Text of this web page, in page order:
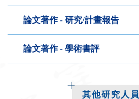
論文著作 - 研究/計畫報告
論文著作 - 學術書評
其他研究人員